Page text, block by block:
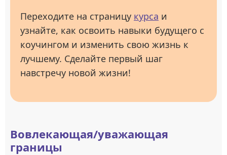
Переходите на страницу курса и
узнайте, как освоить навыки будущего с
коучингом и изменить свою жизнь к
лучшему. Сделайте первый шаг
навстречу новой жизни!
Вовлекающая/уважающая
границы